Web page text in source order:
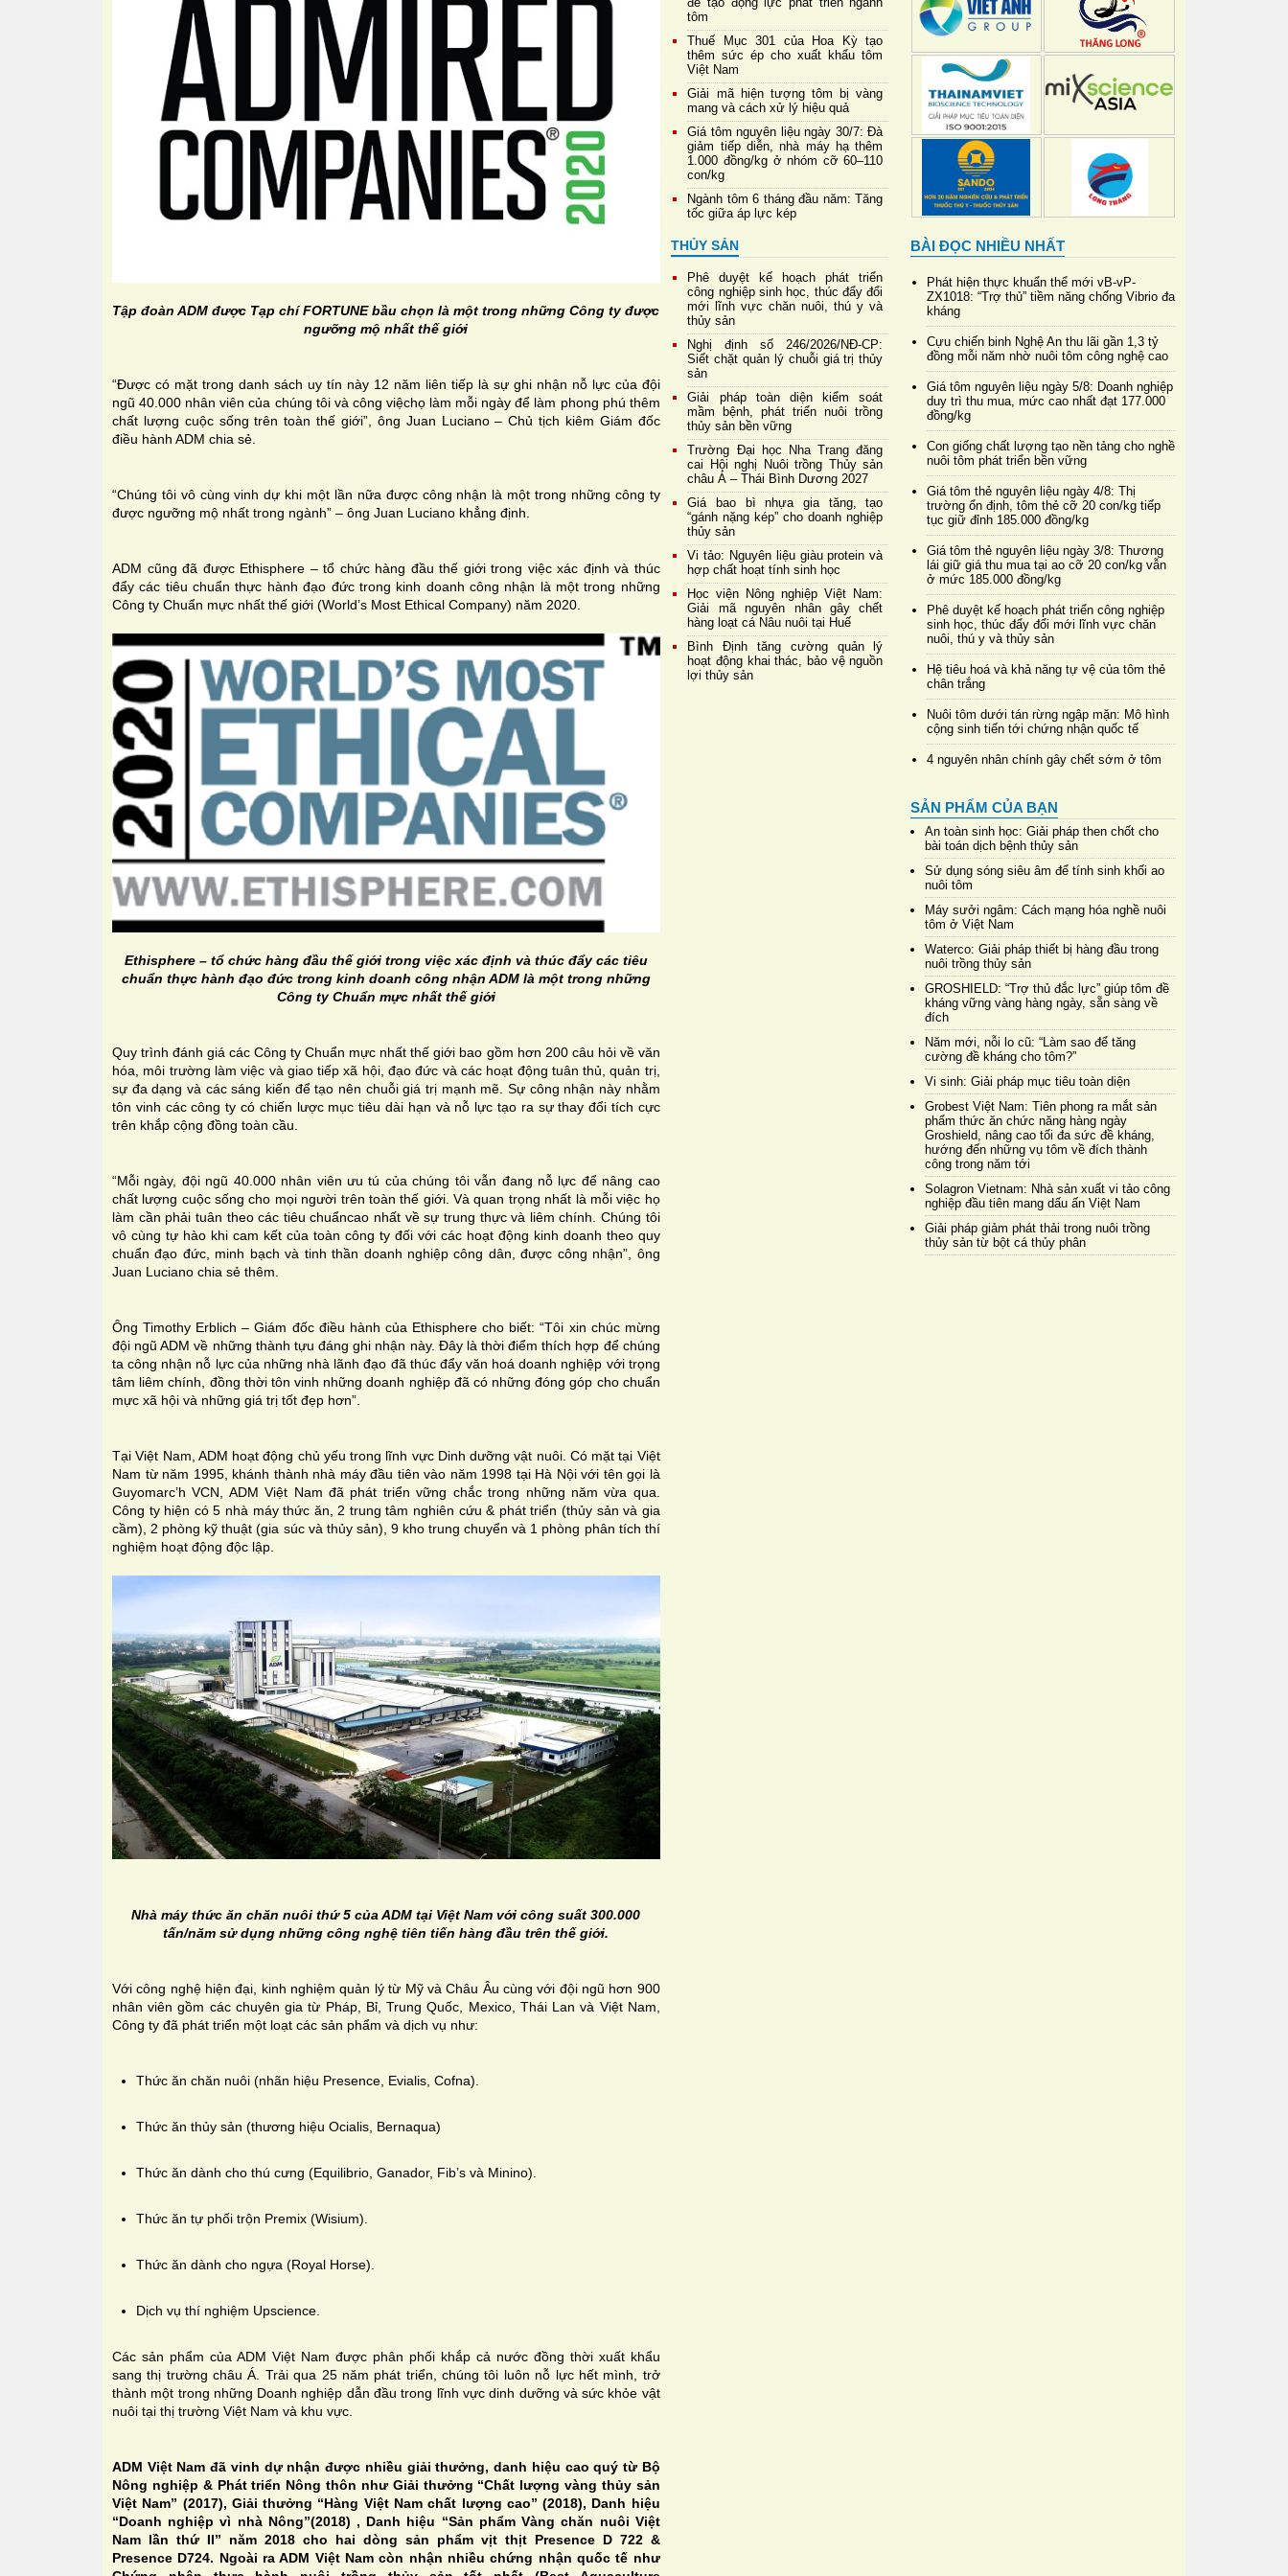
Tập đoàn ADM được Tạp chí FORTUNE bầu chọn là một trong những Công ty được
ngưỡng mộ nhất thế giới
“Được có mặt trong danh sách uy tín này 12 năm liên tiếp là sự ghi nhận nỗ lực của đội
ngũ 40.000 nhân viên của chúng tôi và công việchọ làm mỗi ngày để làm phong phú thêm
chất lượng cuộc sống trên toàn thế giới”, ông Juan Luciano – Chủ tịch kiêm Giám đốc
điều hành ADM chia sẻ.
“Chúng tôi vô cùng vinh dự khi một lần nữa được công nhận là một trong những công ty
được ngưỡng mộ nhất trong ngành” – ông Juan Luciano khẳng định.
ADM cũng đã được Ethisphere – tổ chức hàng đầu thế giới trong việc xác định và thúc
đẩy các tiêu chuẩn thực hành đạo đức trong kinh doanh công nhận là một trong những
Công ty Chuẩn mực nhất thế giới (World’s Most Ethical Company) năm 2020.
Ethisphere – tổ chức hàng đầu thế giới trong việc xác định và thúc đẩy các tiêu
chuẩn thực hành đạo đức trong kinh doanh công nhận ADM là một trong những
Công ty Chuẩn mực nhất thế giới
Quy trình đánh giá các Công ty Chuẩn mực nhất thế giới bao gồm hơn 200 câu hỏi về văn
hóa, môi trường làm việc và giao tiếp xã hội, đạo đức và các hoạt động tuân thủ, quản trị,
sự đa dạng và các sáng kiến để tạo nên chuỗi giá trị mạnh mẽ. Sự công nhận này nhằm
tôn vinh các công ty có chiến lược mục tiêu dài hạn và nỗ lực tạo ra sự thay đổi tích cực
trên khắp cộng đồng toàn cầu.
“Mỗi ngày, đội ngũ 40.000 nhân viên ưu tú của chúng tôi vẫn đang nỗ lực để nâng cao
chất lượng cuộc sống cho mọi người trên toàn thế giới. Và quan trọng nhất là mỗi việc họ
làm cần phải tuân theo các tiêu chuẩncao nhất về sự trung thực và liêm chính. Chúng tôi
vô cùng tự hào khi cam kết của toàn công ty đối với các hoạt động kinh doanh theo quy
chuẩn đạo đức, minh bạch và tinh thần doanh nghiệp công dân, được công nhận”, ông
Juan Luciano chia sẻ thêm.
Ông Timothy Erblich – Giám đốc điều hành của Ethisphere cho biết: “Tôi xin chúc mừng
đội ngũ ADM về những thành tựu đáng ghi nhận này. Đây là thời điểm thích hợp để chúng
ta công nhận nỗ lực của những nhà lãnh đạo đã thúc đẩy văn hoá doanh nghiệp với trọng
tâm liêm chính, đồng thời tôn vinh những doanh nghiệp đã có những đóng góp cho chuẩn
mực xã hội và những giá trị tốt đẹp hơn”.
Tại Việt Nam, ADM hoạt động chủ yếu trong lĩnh vực Dinh dưỡng vật nuôi. Có mặt tại Việt
Nam từ năm 1995, khánh thành nhà máy đầu tiên vào năm 1998 tại Hà Nội với tên gọi là
Guyomarc’h VCN, ADM Việt Nam đã phát triển vững chắc trong những năm vừa qua.
Công ty hiện có 5 nhà máy thức ăn, 2 trung tâm nghiên cứu & phát triển (thủy sản và gia
cầm), 2 phòng kỹ thuật (gia súc và thủy sản), 9 kho trung chuyển và 1 phòng phân tích thí
nghiệm hoạt động độc lập.
Nhà máy thức ăn chăn nuôi thứ 5 của ADM tại Việt Nam với công suất 300.000
tấn/năm sử dụng những công nghệ tiên tiến hàng đầu trên thế giới.
Với công nghệ hiện đại, kinh nghiệm quản lý từ Mỹ và Châu Âu cùng với đội ngũ hơn 900
nhân viên gồm các chuyên gia từ Pháp, Bỉ, Trung Quốc, Mexico, Thái Lan và Việt Nam,
Công ty đã phát triển một loạt các sản phẩm và dịch vụ như:
Thức ăn chăn nuôi (nhãn hiệu Presence, Evialis, Cofna).
Thức ăn thủy sản (thương hiệu Ocialis, Bernaqua)
Thức ăn dành cho thú cưng (Equilibrio, Ganador, Fib’s và Minino).
Thức ăn tự phối trộn Premix (Wisium).
Thức ăn dành cho ngựa (Royal Horse).
Dịch vụ thí nghiệm Upscience.
Các sản phẩm của ADM Việt Nam được phân phối khắp cả nước đồng thời xuất khẩu
sang thị trường châu Á. Trải qua 25 năm phát triển, chúng tôi luôn nỗ lực hết mình, trở
thành một trong những Doanh nghiệp dẫn đầu trong lĩnh vực dinh dưỡng và sức khỏe vật
nuôi tại thị trường Việt Nam và khu vực.
ADM Việt Nam đã vinh dự nhận được nhiều giải thưởng, danh hiệu cao quý từ Bộ
Nông nghiệp & Phát triển Nông thôn như Giải thưởng “Chất lượng vàng thủy sản
Việt Nam” (2017), Giải thưởng “Hàng Việt Nam chất lượng cao” (2018), Danh hiệu
“Doanh nghiệp vì nhà Nông”(2018) , Danh hiệu “Sản phẩm Vàng chăn nuôi Việt
Nam lần thứ II” năm 2018 cho hai dòng sản phẩm vịt thịt Presence D 722 &
Presence D724. Ngoài ra ADM Việt Nam còn nhận nhiều chứng nhận quốc tế như
tôm
Thuế Mục 301 của Hoa Kỳ tạo
thêm sức ép cho xuất khẩu tôm
Việt Nam
Giải mã hiện tượng tôm bị vàng
mang và cách xử lý hiệu quả
Giá tôm nguyên liệu ngày 30/7: Đà
giảm tiếp diễn, nhà máy hạ thêm
1.000 đồng/kg ở nhóm cỡ 60–110
con/kg
Ngành tôm 6 tháng đầu năm: Tăng
tốc giữa áp lực kép
THỦY SẢN
Phê duyệt kế hoạch phát triển
công nghiệp sinh học, thúc đẩy đổi
mới lĩnh vực chăn nuôi, thú y và
thủy sản
Nghị định số 246/2026/NĐ-CP:
Siết chặt quản lý chuỗi giá trị thủy
sản
Giải pháp toàn diện kiểm soát
mầm bệnh, phát triển nuôi trồng
thủy sản bền vững
Trường Đại học Nha Trang đăng
cai Hội nghị Nuôi trồng Thủy sản
châu Á – Thái Bình Dương 2027
Giá bao bì nhựa gia tăng, tạo
“gánh nặng kép” cho doanh nghiệp
thủy sản
Vi tảo: Nguyên liệu giàu protein và
hợp chất hoạt tính sinh học
Học viện Nông nghiệp Việt Nam:
Giải mã nguyên nhân gây chết
hàng loạt cá Nâu nuôi tại Huế
Bình Định tăng cường quản lý
hoạt động khai thác, bảo vệ nguồn
lợi thủy sản
BÀI ĐỌC NHIỀU NHẤT
Phát hiện thực khuẩn thể mới vB-vP-
ZX1018: “Trợ thủ” tiềm năng chống Vibrio đa
kháng
Cựu chiến binh Nghệ An thu lãi gần 1,3 tỷ
đồng mỗi năm nhờ nuôi tôm công nghệ cao
Giá tôm nguyên liệu ngày 5/8: Doanh nghiệp
duy trì thu mua, mức cao nhất đạt 177.000
đồng/kg
Con giống chất lượng tạo nền tảng cho nghề
nuôi tôm phát triển bền vững
Giá tôm thẻ nguyên liệu ngày 4/8: Thị
trường ổn định, tôm thẻ cỡ 20 con/kg tiếp
tục giữ đỉnh 185.000 đồng/kg
Giá tôm thẻ nguyên liệu ngày 3/8: Thương
lái giữ giá thu mua tại ao cỡ 20 con/kg vẫn
ở mức 185.000 đồng/kg
Phê duyệt kế hoạch phát triển công nghiệp
sinh học, thúc đẩy đổi mới lĩnh vực chăn
nuôi, thú y và thủy sản
Hệ tiêu hoá và khả năng tự vệ của tôm thẻ
chân trắng
Nuôi tôm dưới tán rừng ngập mặn: Mô hình
cộng sinh tiến tới chứng nhận quốc tế
4 nguyên nhân chính gây chết sớm ở tôm
SẢN PHẨM CỦA BẠN
An toàn sinh học: Giải pháp then chốt cho
bài toán dịch bệnh thủy sản
Sử dụng sóng siêu âm để tính sinh khối ao
nuôi tôm
Máy sưởi ngâm: Cách mạng hóa nghề nuôi
tôm ở Việt Nam
Waterco: Giải pháp thiết bị hàng đầu trong
nuôi trồng thủy sản
GROSHIELD: “Trợ thủ đắc lực” giúp tôm đề
kháng vững vàng hàng ngày, sẵn sàng về
đích
Năm mới, nỗi lo cũ: “Làm sao để tăng
cường đề kháng cho tôm?”
Vi sinh: Giải pháp mục tiêu toàn diện
Grobest Việt Nam: Tiên phong ra mắt sản
phẩm thức ăn chức năng hàng ngày
Groshield, nâng cao tối đa sức đề kháng,
hướng đến những vụ tôm về đích thành
công trong năm tới
Solagron Vietnam: Nhà sản xuất vi tảo công
nghiệp đầu tiên mang dấu ấn Việt Nam
Giải pháp giảm phát thải trong nuôi trồng
thủy sản từ bột cá thủy phân